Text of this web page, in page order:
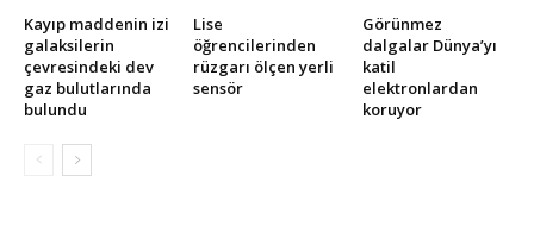
Kayıp maddenin izi
galaksilerin
çevresindeki dev
gaz bulutlarında
bulundu
Lise
öğrencilerinden
rüzgarı ölçen yerli
sensör
Görünmez
dalgalar Dünya’yı
katil
elektronlardan
koruyor